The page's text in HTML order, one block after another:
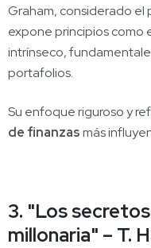
Graham, considerado el
expone principios como
intrínseco,
portafolios.
Su enfoque riguroso y
de finanzasmás
3. "Los
millonaria" – T.